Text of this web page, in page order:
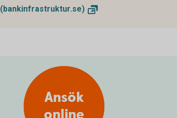
(bankinfrastruktur.se)
Ansök